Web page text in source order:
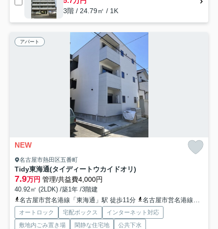
3階 / 24.79㎡ / 1K
アパート
NEW
名古屋市熱田区五番町
Tidy東海通(タイディートウカイドオリ)
7.9万円 管理/共益費4,000円
40.92㎡ (2LDK) /築1年 /3階建
名古屋市営名港線「東海通」駅 徒歩11分
名古屋市営名港線「六番町」駅 徒歩16分
オートロック 宅配ボックス
インターネット対応
敷地内ごみ置き場
閑静な住宅地 公共下水